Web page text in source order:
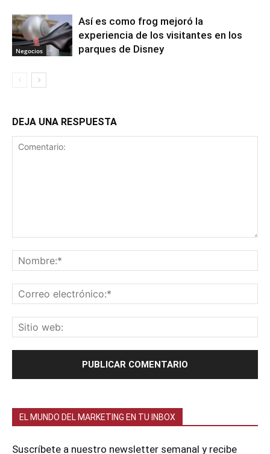
Negocios
Así es como frog mejoró la
experiencia de los visitantes en los
parques de Disney
DEJA UNA RESPUESTA
EL MUNDO DEL MARKETING EN TU INBOX
Suscríbete a nuestro newsletter semanal y recibe